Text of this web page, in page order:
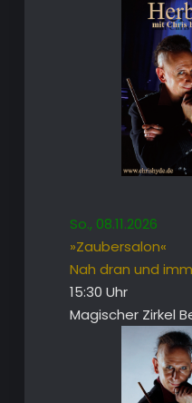
So., 08.11.2026
»Zaubersalon«
Nah dran und
15:30 Uhr
Magischer Zirkel